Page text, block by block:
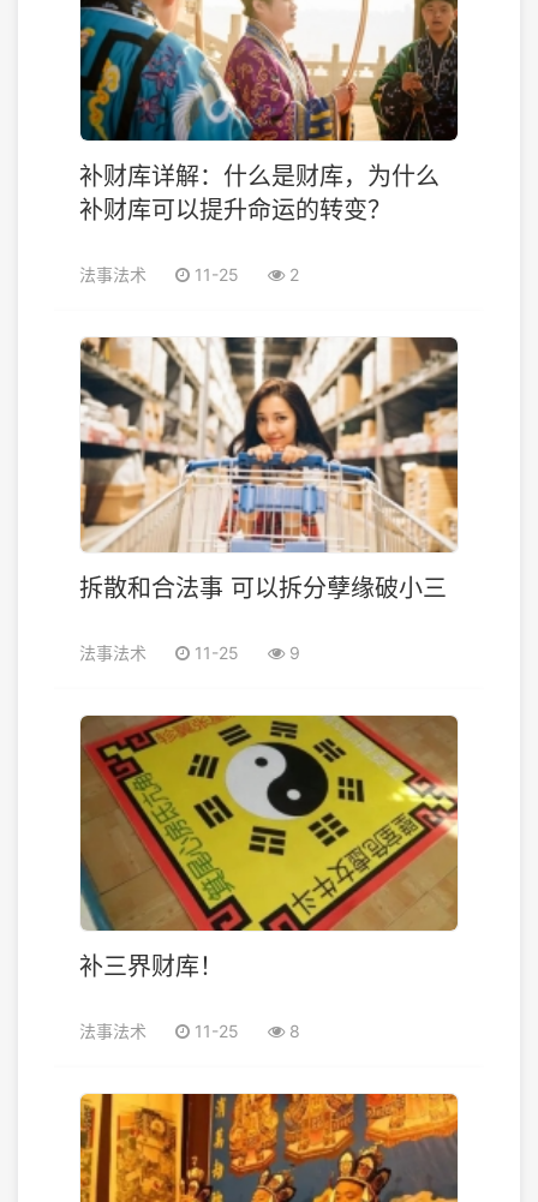
补财库详解：什么是财库，为什么
补财库可以提升命运的转变？
法事法术 11-25 2
拆散和合法事 可以拆分孽缘破小三
法事法术 11-25 9
补三界财库！
法事法术 11-25 8